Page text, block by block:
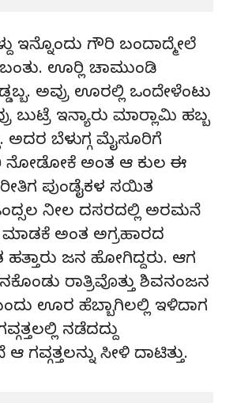
ಇನ್ನೊಂದು ಗೌರಿ ಬಂದಾದ್ಮೇಲೆ
ಊರ‌್ಲಿ ಚಾಮುಂಡಿ
ಅವ್ರು ಊರಲ್ಲಿ ಒಂದೇಳೆಂಟು
ಬುಟ್ರೆ ಇನ್ಯಾರು ಮಾರ‌್ಲಾಮಿ ಹಬ್ಬ
ಅದರ ಬೆಳುಗ್ಗ ಮೈಸೂರಿಗೆ
ನೋಡೋಕೆ ಅಂತ ಆ ಕುಲ ಈ
ಪುಂಡೈಕಳ ಸಯಿತ
ನೀಲ ದಸರದಲ್ಲಿ ಅರಮನೆ
ಮಾಡಕೆ ಅಂತ ಅಗ್ರಹಾರದ
ಹತ್ತಾರು ಜನ ಹೋಗಿದ್ದರು. ಆಗ
ರಾತ್ರಿವೊತ್ತು ಶಿವನಂಜನ
ಊರ ಹೆಬ್ಬಾಗಿಲಲ್ಲಿ ಇಳಿದಾಗ
ನಡೆದದ್ದು
ಗವ್ಗತ್ತಲನ್ನು ಸೀಳಿ ದಾಟಿತ್ತು.